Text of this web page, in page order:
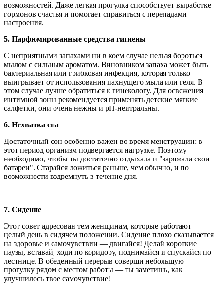
возможностей. Даже легкая прогулка способствует выработке
гормонов счастья и помогает справиться с перепадами
настроения.
5. Парфюмированные средства гигиены
С неприятными запахами ни в коем случае нельзя бороться
мылом с сильным ароматом. Виновником запаха может быть
бактериальная или грибковая инфекция, которая только
выигрывает от использования пахнущего мыла или геля. В
этом случае лучше обратиться к гинекологу. Для освежения
интимной зоны рекомендуется применять детские мягкие
салфетки, они очень нежны и pH-нейтральны.
6. Нехватка сна
Достаточный сон особенно важен во время менструации: в
этот период организм подвергается нагрузке. Поэтому
необходимо, чтобы ты достаточно отдыхала и "заряжала свои
батареи". Старайся ложиться раньше, чем обычно, и по
возможности вздремнуть в течение дня.
7. Сидение
Этот совет адресован тем женщинам, которые работают
целый день в сидячем положении. Сидение плохо сказывается
на здоровье и самочувствии — двигайся! Делай короткие
паузы, вставай, ходи по коридору, поднимайся и спускайся по
лестнице. В обеденный перерыв соверши небольшую
прогулку рядом с местом работы — ты заметишь, как
улучшилось твое самочувствие!